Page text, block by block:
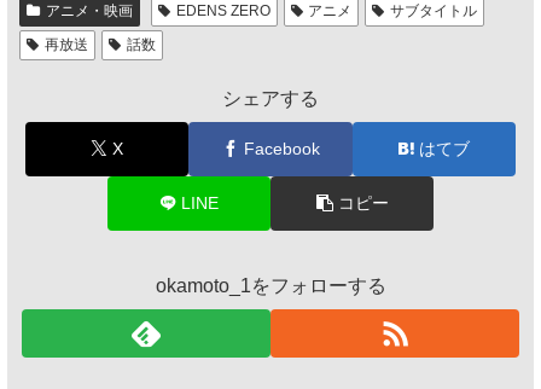
アニメ・映画 EDENS ZERO アニメ
サブタイトル
再放送
話数
シェアする
X Facebook はてブ
LINE コピー
okamoto_1をフォローする